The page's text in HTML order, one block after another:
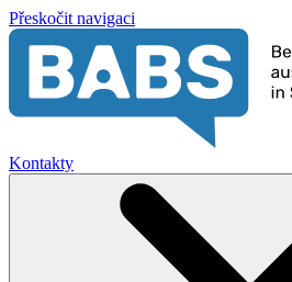
Přeskočit navigaci
Kontakty